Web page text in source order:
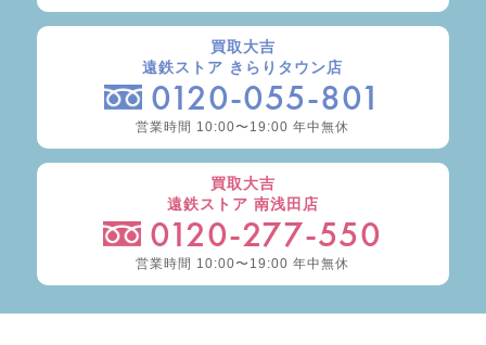
買取大吉
遠鉄ストア きらりタウン店
0120-055-801
営業時間 10:00〜19:00 年中無休
買取大吉
遠鉄ストア 南浅田店
0120-277-550
営業時間 10:00〜19:00 年中無休